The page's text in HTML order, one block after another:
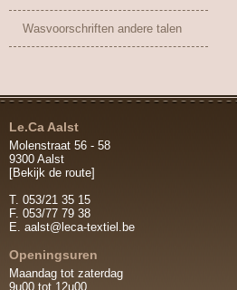
Wasvoorschriften andere talen
Le.Ca Aalst
Molenstraat 56 - 58
9300 Aalst
[Bekijk de route]
T. 053/21 35 15
F. 053/77 79 38
E. aalst@leca-textiel.be
Openingsuren
Maandag tot zaterdag
9u00 tot 12u00